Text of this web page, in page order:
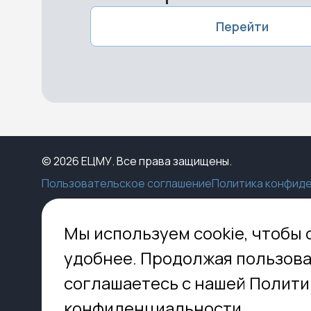
Перейти
© 2026 ЕЦМУ. Все права защищены.
Пользовательское соглашениеПолитика
Каталог Конструктор
Блог
Помощь
Контакты
Пункты выдачи
Оплата
Установка
Гид по кладбищам
8
Мы используем cookie, чтобы
удобнее. Продолжая
соглашаетесь с нашей